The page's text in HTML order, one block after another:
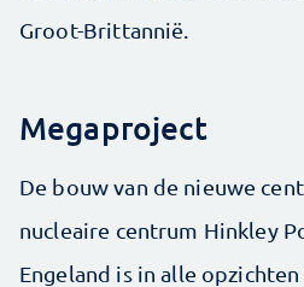
Groot-Brittannië.
Megaproject
De bouw van de nieuwe
nucleaire centrum Hinkley
Engeland is in alle